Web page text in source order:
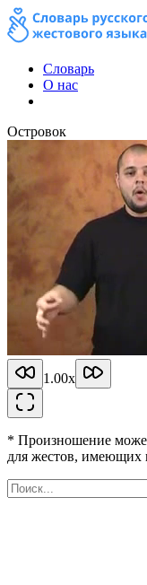
Словарь
О нас
Островок
1.00x
* Произношение
для жестов, имеющих